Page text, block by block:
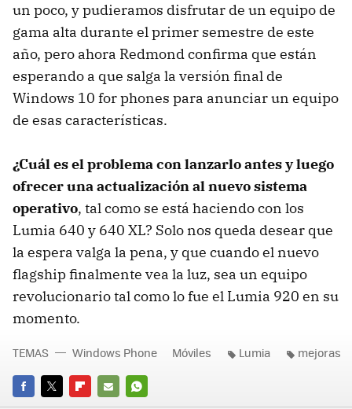
un poco, y pudieramos disfrutar de un equipo de
gama alta durante el primer semestre de este
año, pero ahora Redmond confirma que están
esperando a que salga la versión final de
Windows 10 for phones para anunciar un equipo
de esas características.
¿Cuál es el problema con lanzarlo antes y luego
ofrecer una actualización al nuevo sistema
operativo, tal como se está haciendo con los
Lumia 640 y 640 XL? Solo nos queda desear que
la espera valga la pena, y que cuando el nuevo
flagship finalmente vea la luz, sea un equipo
revolucionario tal como lo fue el Lumia 920 en su
momento.
TEMAS Windows Phone Móviles Lumia mejoras